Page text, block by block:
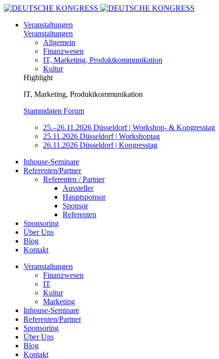
Veranstaltungen
Veranstaltungen
Allgemein
Finanzwesen
IT, Marketing, Produktkommunikation
Kultur
Highlight
IT, Marketing, Produktkommunikation
Stammdaten Forum
25.–26.11.2026 Düsseldorf | Workshop- & Kongresstag
25.11.2026 Düsseldorf | Workshoptag
26.11.2026 Düsseldorf | Kongresstag
Inhouse-Seminare
Referenten/Partner
Referenten / Partner
Aussteller
Hauptsponsor
Sponsor
Referenten
Sponsoring
Über Uns
Blog
Kontakt
Veranstaltungen
Finanzwesen
IT
Kultur
Marketing
Inhouse-Seminare
Referenten/Partner
Sponsoring
Über Uns
Blog
Kontakt